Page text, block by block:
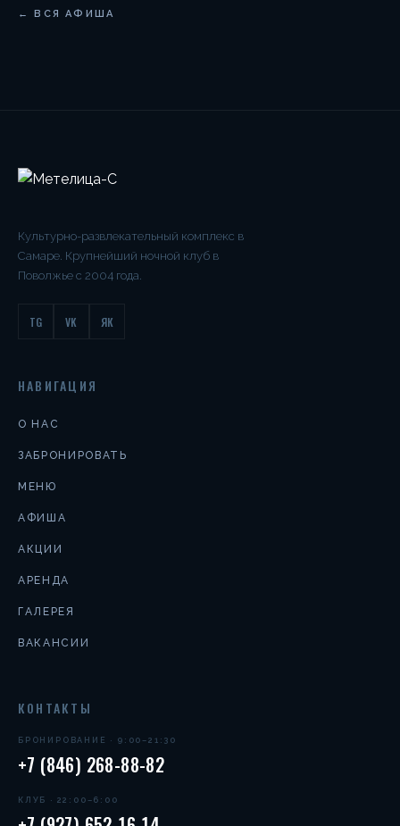
← ВСЯ АФИША
Культурно-развлекательный комплекс в
Самаре. Крупнейший ночной клуб в
Поволжье с 2004 года.
TG VK ЯК
НАВИГАЦИЯ
О НАС
ЗАБРОНИРОВАТЬ
МЕНЮ
АФИША
АКЦИИ
АРЕНДА
ГАЛЕРЕЯ
ВАКАНСИИ
КОНТАКТЫ
БРОНИРОВАНИЕ · 9:00–21:30
+7 (846) 268-88-82
КЛУБ · 22:00–6:00